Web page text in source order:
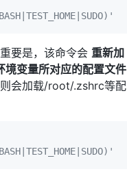
要是，该命令会 重新加
变量所对应的配置文件
会加载/root/.zshrc等配